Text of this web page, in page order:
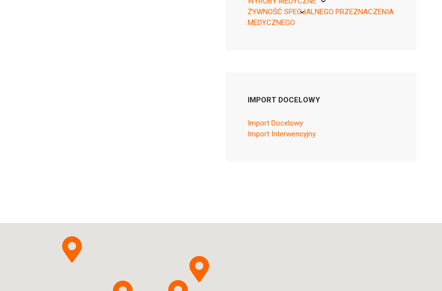
KikGel
ŻYWNOŚĆ SPECJALNEGO PRZEZNACZENIA
MEDYCZNEGO
IMPORT DOCELOWY
Import Docelowy
Import Interwencyjny